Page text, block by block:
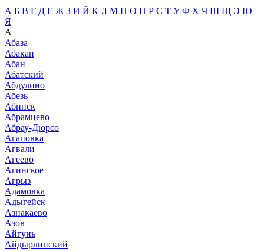
А Б В Г Д Е Ж З И Й К Л М Н О П Р С Т У Ф Х Ч Ш Щ Э Ю
Я
А
Абаза
Абакан
Абан
Абатский
Абдулино
Абезь
Абинск
Абрамцево
Абрау-Дюрсо
Агаповка
Агвали
Агеево
Агинское
Агрыз
Адамовка
Адыгейск
Азнакаево
Азов
Айгунь
Айдырлинский